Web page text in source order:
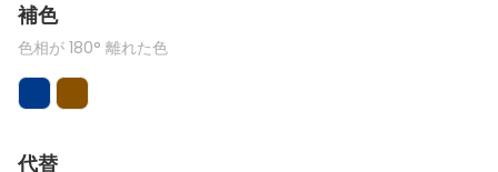
補色
色相が 180° 離れた色
代替